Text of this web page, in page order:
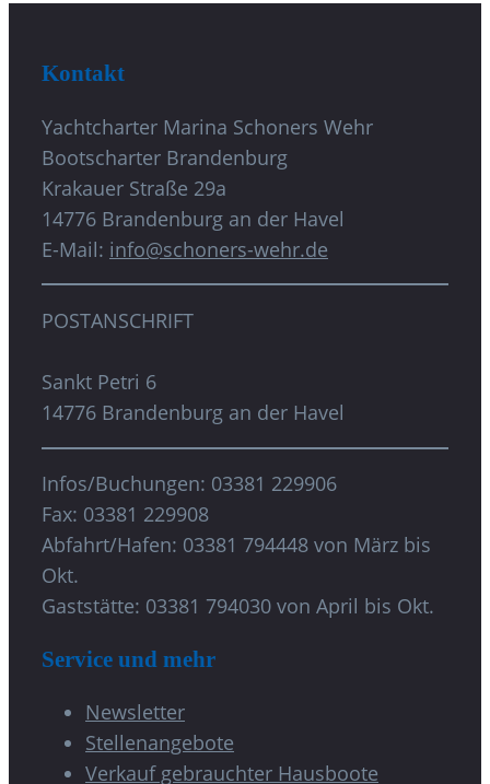
Kontakt
Yachtcharter Marina Schoners Wehr
Bootscharter Brandenburg
Krakauer Straße 29a
14776 Brandenburg an der Havel
E-Mail: info@schoners-wehr.de
POSTANSCHRIFT
Sankt Petri 6
14776 Brandenburg an der Havel
Infos/Buchungen: 03381 229906
Fax: 03381 229908
Abfahrt/Hafen: 03381 794448 von März bis
Okt.
Gaststätte: 03381 794030 von April bis Okt.
Service und mehr
Newsletter
Stellenangebote
Verkauf gebrauchter Hausboote